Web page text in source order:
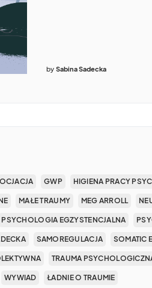
by Sabina Sadecka
GWP HIGIENA PRACY
MAŁE TRAUMY MEG ARROLL
PSYCHOLOGIA EGZYSTENCJALNA
SAMOREGULACJA SOMATIC
TRAUMA
WYWIAD ŁADNIE O TRAUMIE